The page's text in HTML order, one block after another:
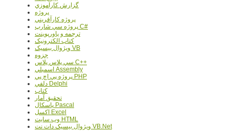
گزارش کارآموزي
پروژه
پروژه کارآفريني
پروژه سي شارپ C#
ترجمه و پاورپوينت
کتاب الکترونيک
ويژوال بيسيک VB
جزوه
سي پلاس پلاس C++
اسمبلي Assembly
پروژه پي اچ پي PHP
دلفي Delphi
کتاب
تحقيق آمار
پاسکال Pascal
اکسل Excel
وب سايت HTML
ويژوال بيسيک دات نت VB.Net